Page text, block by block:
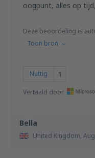
Bella
United Kingdom,
oogpunt, alles op
Deze beoordeling is
Toon bron
Nuttig 1
Vertaald door